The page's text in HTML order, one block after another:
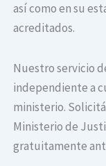
así como en su
acreditados.
Nuestro servicio
independiente a
ministerio.
Ministerio de
gratuitamente